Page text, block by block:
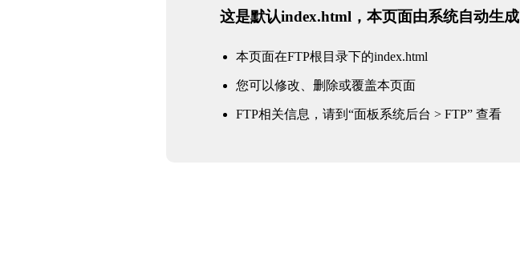
这是默认index.html，本页面由系统自动生成
本页面在FTP根目录下的index.html
您可以修改、删除或覆盖本页面
FTP相关信息，请到“面板系统后台 > FTP” 查看